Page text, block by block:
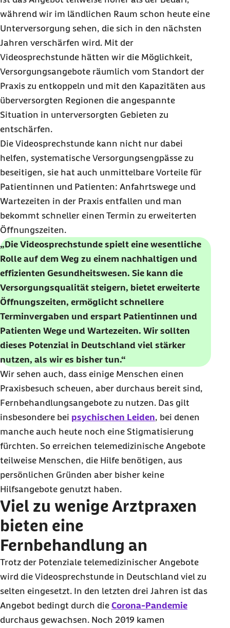
während wir im ländlichen Raum schon heute eine
Unterversorgung sehen, die sich in den nächsten
Jahren verschärfen wird. Mit der
Videosprechstunde hätten wir die Möglichkeit,
Versorgungsangebote räumlich vom Standort der
Praxis zu entkoppeln und mit den Kapazitäten aus
überversorgten Regionen die angespannte
Situation in unterversorgten Gebieten zu
entschärfen.
Die Videosprechstunde kann nicht nur dabei
helfen, systematische Versorgungsengpässe zu
beseitigen, sie hat auch unmittelbare Vorteile für
Patientinnen und Patienten: Anfahrtswege und
Wartezeiten in der Praxis entfallen und man
bekommt schneller einen Termin zu erweiterten
Öffnungszeiten.
„Die Videosprechstunde spielt eine wesentliche
Rolle auf dem Weg zu einem nachhaltigen und
effizienten Gesundheitswesen. Sie kann die
Versorgungsqualität steigern, bietet erweiterte
Öffnungszeiten, ermöglicht schnellere
Terminvergaben und erspart Patientinnen und
Patienten Wege und Wartezeiten. Wir sollten
dieses Potenzial in Deutschland viel stärker
nutzen, als wir es bisher tun.“
Wir sehen auch, dass einige Menschen einen
Praxisbesuch scheuen, aber durchaus bereit sind,
Fernbehandlungsangebote zu nutzen. Das gilt
insbesondere bei psychischen Leiden, bei denen
manche auch heute noch eine Stigmatisierung
fürchten. So erreichen telemedizinische Angebote
teilweise Menschen, die Hilfe benötigen, aus
persönlichen Gründen aber bisher keine
Hilfsangebote genutzt haben.
Viel zu wenige Arztpraxen
bieten eine
Fernbehandlung an
Trotz der Potenziale telemedizinischer Angebote
wird die Videosprechstunde in Deutschland viel zu
selten eingesetzt. In den letzten drei Jahren ist das
Angebot bedingt durch die Corona-Pandemie
durchaus gewachsen. Noch 2019 kamen